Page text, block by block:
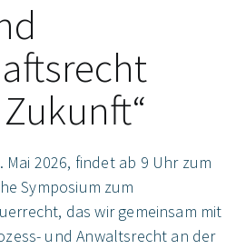
Mai 2026, findet ab 9 Uhr zum
Symposium zum
das wir gemeinsam mit
und Anwaltsrecht an der